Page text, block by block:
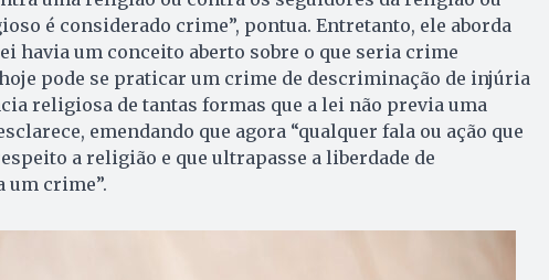
é considerado crime”, pontua. Entretanto, ele aborda
havia um conceito aberto sobre o que seria crime
pode se praticar um crime de descriminação de injúria
religiosa de tantas formas que a lei não previa uma
emendando que agora “qualquer fala ou ação que
a religião e que ultrapasse a liberdade de
um crime”.